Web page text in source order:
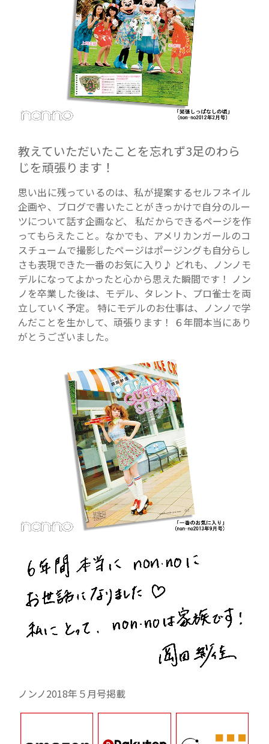
教えていただいたことを忘れず3足のわら
じを頑張ります！
思い出に残っているのは、私が提案するセルフネイル
企画や、ブログで書いたことがきっかけで自分のルー
ツについて話す企画など、 私だからできるページを作
ってもらえたこと。なかでも、アメリカンガールのコ
スチュームで撮影したページはポージングも自分らし
さも表現できた一番のお気に入り♪ どれも、ノンノモ
デルになってよかったと心から思えた瞬間です！ ノン
ノを卒業した後は、モデル、タレント、プロ雀士を両
立していく予定。 特にモデルのお仕事は、ノンノで学
んだことを生かして、頑張ります！ ６年間本当にあり
がとうございました。
ノンノ2018年５月号掲載